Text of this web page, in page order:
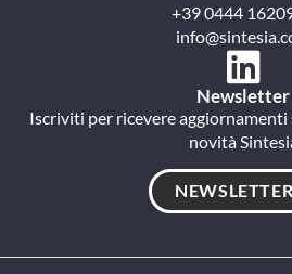
+39 0444
Newsletter
Iscriviti per ricevere aggiornamenti
novità